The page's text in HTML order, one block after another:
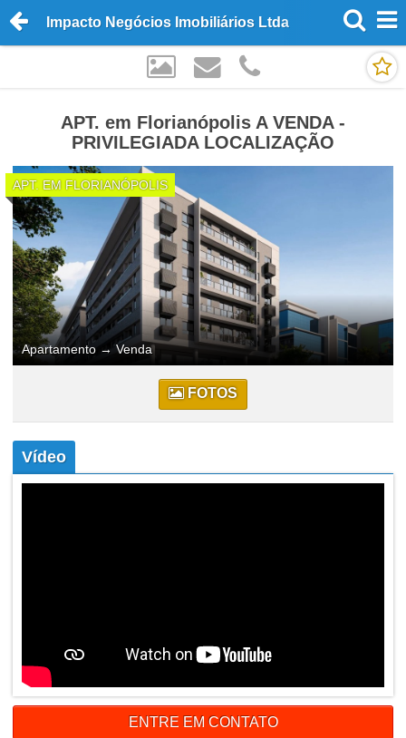
Impacto Negócios Imobiliários Ltda
APT. em Florianópolis A VENDA -
PRIVILEGIADA LOCALIZAÇÃO
APT. EM FLORIANÓPOLIS
Apartamento → Venda
FOTOS
Vídeo
ENTRE EM CONTATO